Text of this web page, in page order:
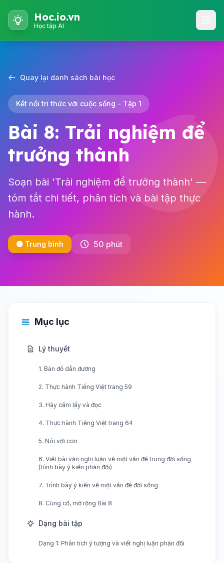
Hoc.io.vn
Học tập AI
Quay lại danh sách bài học
Kết nối tri thức với cuộc sống - Tập 1
Bài 8: Trải nghiệm để
trưởng thành
Soạn bài 'Trải nghiệm để trưởng thành' —
tóm tắt chi tiết, phân tích và bài tập thực
hành.
🟡 Trung bình 50 phút
Mục lục
Lý thuyết
1. Bản đồ dẫn đường
2. Thực hành Tiếng Việt trang 59
3. Hãy cầm lấy và đọc
4. Thực hành Tiếng Việt trang 64
5. Nói với con
6. Viết bài văn nghị luận về một vấn đề trong đời sống
(trình bày ý kiến phản đối)
7. Trình bày ý kiến về một vấn đề đời sống
8. Củng cố, mở rộng Bài 8
Dạng bài tập
Dạng 1: Phân tích ý tượng và viết nghị luận phản đối